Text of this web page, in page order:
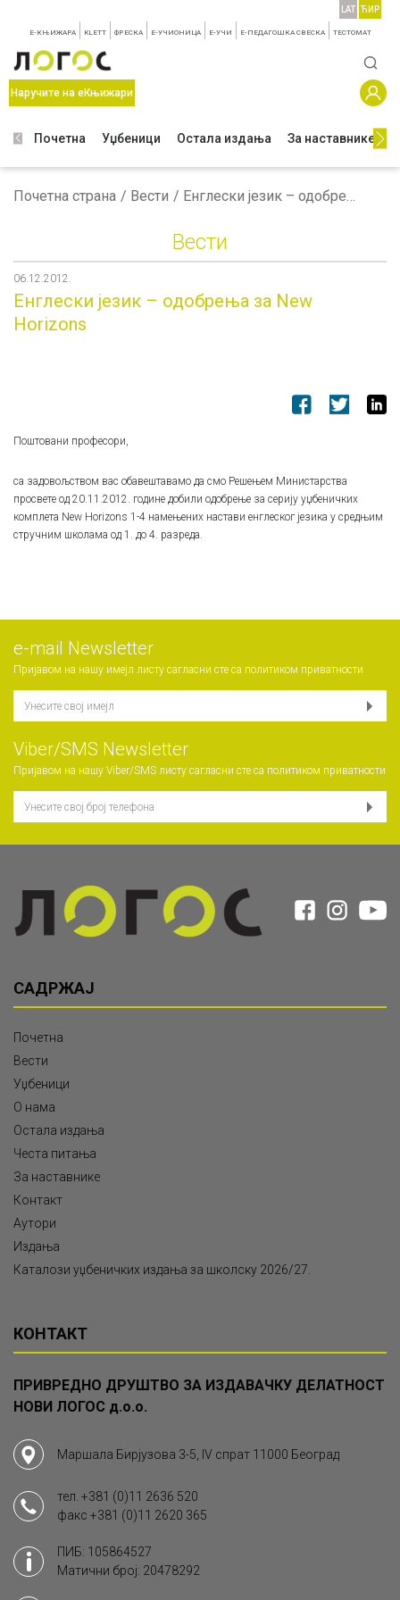
E-КЊИЖАРА KLETT ФРЕСКА E-УЧИОНИЦА E-УЧИ Е-ПЕДАГОШКА СВЕСКА TЕСТОМАТ
LAT ЋИР
Наручите на еКњижари
Почетна Уџбеници Остала издања За наставнике
Почетна страна Вести Енглески језик – одобрења за New Horizons
Вести
06.12.2012.
Енглески језик – одобрења за New
Horizons
Поштовани професори,
са задовољством вас обавештавамо да смо Решењем Министарства
просвете од 20.11.2012. године добили одобрење за серију уџбеничких
комплета New Horizons 1-4 намењених настави енглеског језика у средњим
стручним школама од 1. до 4. разреда.
е-mail Newsletter
Пријавом на нашу имејл листу сагласни сте са политиком приватности
Viber/SMS Newsletter
Пријавом на нашу Viber/SMS листу сагласни сте са политиком приватности
САДРЖАЈ
Почетна
Вести
Уџбеници
О нама
Остала издања
Честа питања
За наставнике
Контакт
Аутори
Издања
Каталози уџбеничких издања за школску 2026/27.
КОНТАКТ
ПРИВРЕДНО ДРУШТВО ЗА ИЗДАВАЧКУ ДЕЛАТНОСТ
НОВИ ЛОГОС д.о.о.
Маршала Бирјузова 3-5, IV спрат 11000 Београд
тел. +381 (0)11 2636 520
факс +381 (0)11 2620 365
ПИБ: 105864527
Матични број: 20478292